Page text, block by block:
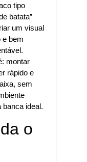
tipo
batata”
um visual
e bem
montar
rápido e
sem
banca ideal.
o